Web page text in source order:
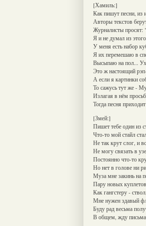
[Хамиль:]
Как пишут песни, из
Авторы текстов
Журналисты
Я и не думал из
У меня есть набор
Я их перемешаю в
Высыпаю на пол...
Это ж настоящий
А если я картинки
То сажусь тут же -
Излагая в нём
Тогда песня
[Змей:]
Пишет тебе один из
Что-то мой стайл
Не так крут слог, и
Не могу связать в
Постоянно что-то
Но нет в голове ни
Муза мне закинь на
Пару новых
Как гангстеру -
Мне нужен здавый
Буду рад весьма
В общем, жду